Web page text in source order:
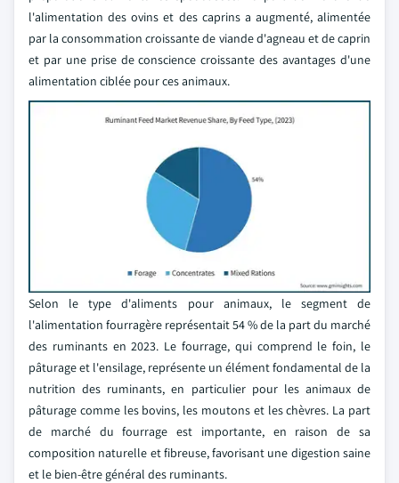
l'alimentation des ovins et des caprins a augmenté, alimentée
par la consommation croissante de viande d'agneau et de caprin
et par une prise de conscience croissante des avantages d'une
alimentation ciblée pour ces animaux.
Selon le type d'aliments pour animaux, le segment de
l'alimentation fourragère représentait 54 % de la part du marché
des ruminants en 2023. Le fourrage, qui comprend le foin, le
pâturage et l'ensilage, représente un élément fondamental de la
nutrition des ruminants, en particulier pour les animaux de
pâturage comme les bovins, les moutons et les chèvres. La part
de marché du fourrage est importante, en raison de sa
composition naturelle et fibreuse, favorisant une digestion saine
et le bien-être général des ruminants.